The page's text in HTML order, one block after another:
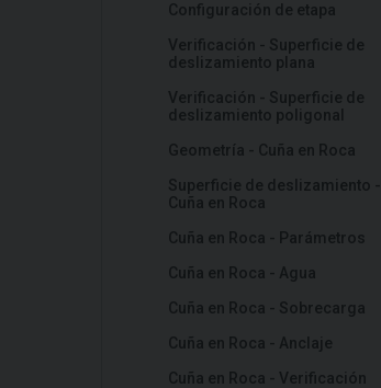
Configuración de etapa
Verificación - Superficie de
deslizamiento plana
Verificación - Superficie de
deslizamiento poligonal
Geometría - Cuña en Roca
Superficie de deslizamiento -
Cuña en Roca
Cuña en Roca - Parámetros
Cuña en Roca - Agua
Cuña en Roca - Sobrecarga
Cuña en Roca - Anclaje
Cuña en Roca - Verificación